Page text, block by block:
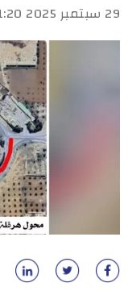
29 سبتمبر 2025 11:20